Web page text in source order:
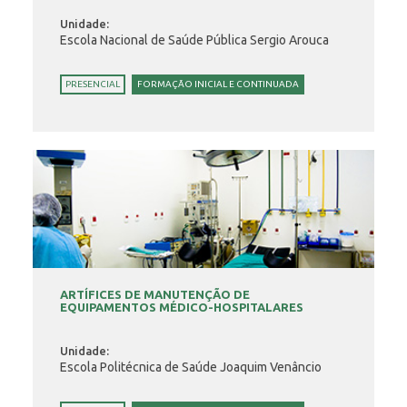
Unidade:
Escola Nacional de Saúde Pública Sergio Arouca
PRESENCIAL FORMAÇÃO INICIAL E CONTINUADA
ARTÍFICES DE MANUTENÇÃO DE
EQUIPAMENTOS MÉDICO-HOSPITALARES
Unidade:
Escola Politécnica de Saúde Joaquim Venâncio